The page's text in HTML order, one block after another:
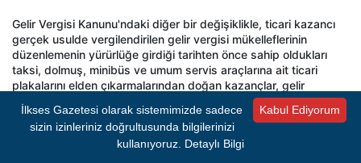
Gelir Vergisi Kanunu'ndaki diğer bir değişiklikle, ticari kazancı
gerçek usulde vergilendirilen gelir vergisi mükelleflerinin
düzenlemenin yürürlüğe girdiği tarihten önce sahip oldukları
taksi, dolmuş, minibüs ve umum servis araçlarına ait ticari
plakalarını elden çıkarmalarından doğan kazançlar, gelir
vergisinden istisna olacak.
Gazete, dergi ve internet haber sitelerine yönelik
Kabul Ediyorum
İlkses Gazetesi olarak sistemimizde sadece
sizin izinleriniz doğrultusunda bilgilerinizi
kullanıyoruz. Detaylı Bilgi